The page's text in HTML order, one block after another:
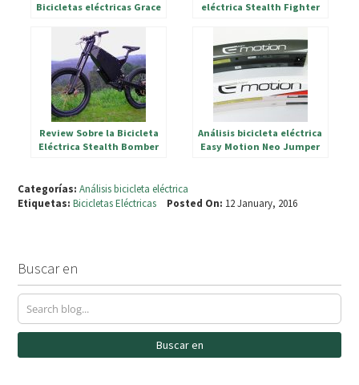
Bicicletas eléctricas Grace
eléctrica Stealth Fighter
Review Sobre la Bicicleta
Eléctrica Stealth Bomber
Análisis bicicleta eléctrica
Easy Motion Neo Jumper
Categorías: Análisis bicicleta eléctrica
Etiquetas: Bicicletas Eléctricas Posted On: 12 January, 2016
Buscar en
Buscar en